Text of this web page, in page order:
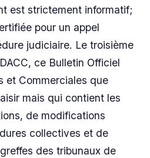
est strictement informatif;
pour un appel
judiciaire. Le troisième
ce Bulletin Officiel
et Commerciales que
mais qui contient les
de modifications
collectives et de
des tribunaux de